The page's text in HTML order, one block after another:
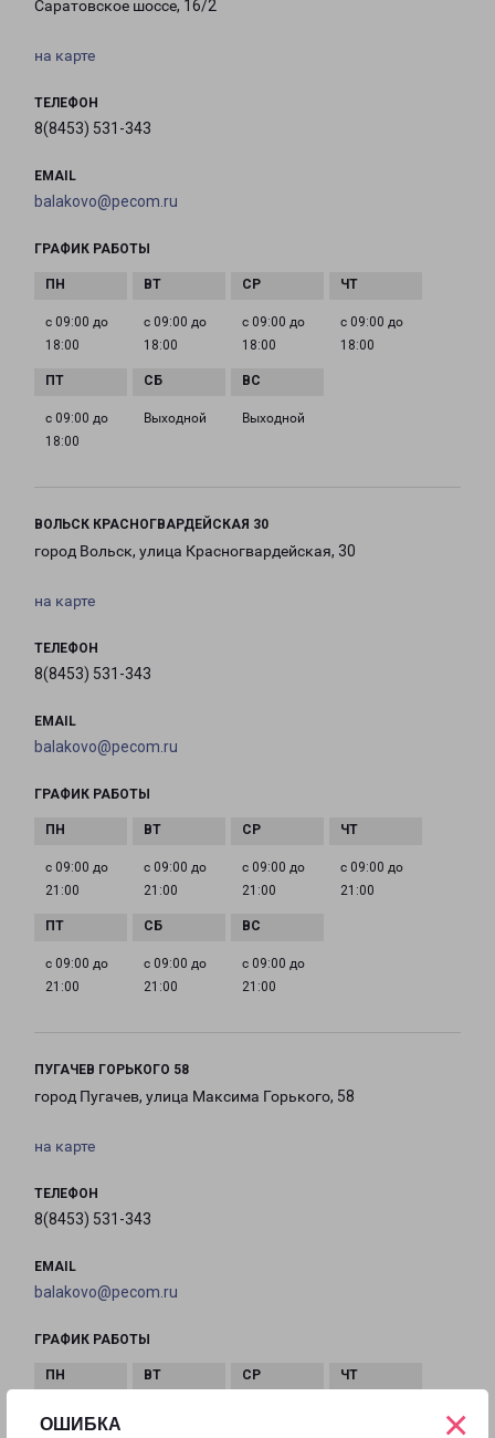
ОШИБКА ×
Саратовское шоссе, 16/2
на карте
ТЕЛЕФОН
8(8453) 531-343
EMAIL
balakovo@pecom.ru
ГРАФИК РАБОТЫ
с 09:00 до
18:00
с 09:00 до
18:00
с 09:00 до
18:00
с 09:00 до
18:00
с 09:00 до
18:00
Выходной Выходной
ВОЛЬСК КРАСНОГВАРДЕЙСКАЯ 30
город Вольск, улица Красногвардейская, 30
на карте
ТЕЛЕФОН
8(8453) 531-343
EMAIL
balakovo@pecom.ru
ГРАФИК РАБОТЫ
с 09:00 до
21:00
с 09:00 до
21:00
с 09:00 до
21:00
с 09:00 до
21:00
с 09:00 до
21:00
с 09:00 до
21:00
с 09:00 до
21:00
ПУГАЧЕВ ГОРЬКОГО 58
город Пугачев, улица Максима Горького, 58
на карте
ТЕЛЕФОН
8(8453) 531-343
EMAIL
balakovo@pecom.ru
ГРАФИК РАБОТЫ